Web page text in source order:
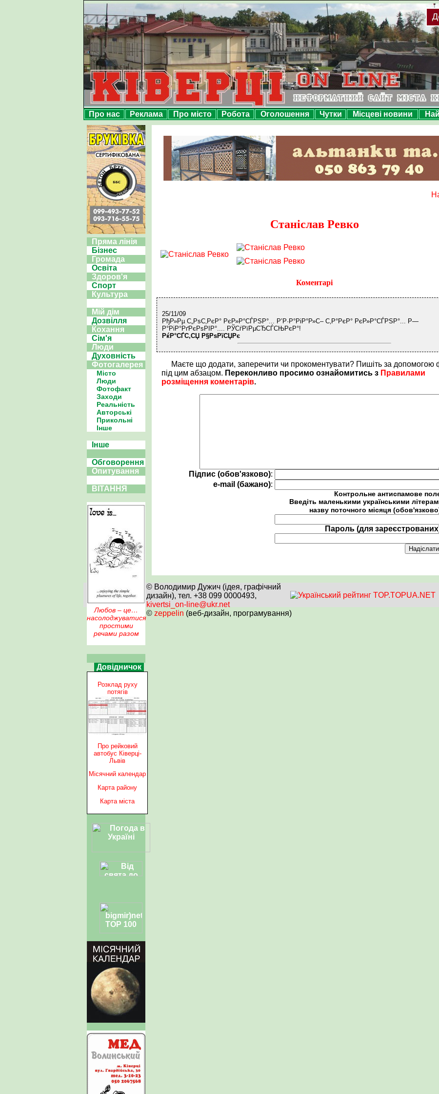
Про нас Реклама Про місто Робота Оголошення Чутки Місцеві новини
Пряма лінія
Бізнес
Громада
Освіта
Здоров'я
Спорт
Культура
Мій дім
Дозвілля
Кохання
Сім'я
Люди
Духовність
Фотогалерея
Місто
Люди
Фотофакт
Заходи
Реальність
Авторські
Прикольні
Інше
Інше
Обговорення
Опитування
ВІТАННЯ
Любов – це…
насолоджуватися
простими
речами разом
Довідничок
Розклад руху
потягів
Про рейковий
автобус Ківерці-
Львів
Місячний календар
Карта району
Карта міста
Станіслав Ревко
Коментарі
25/11/09
РђР»Рµ С„РѕС‚РєР° РєР»Р°СЃРЅР°... Р’Р·Р°РіР°Р»С– С‚Р°РєР° РєР»Р°СЃРЅР°... Р—
Р°РіР°РґРєРѕРІР°.... РЎСѓРїРµСЂСЃСЊРєР°!
РќР°СЃС‚СЏ Р§РѕРїСЏРє
Маєте що додати, заперечити чи прокоментувати? Пишіть за допомогою
під цим абзацом. Переконливо просимо ознайомитись з Правилами
розміщення коментарів.
Підпис (обов'язково):
e-mail (бажано):
Контрольне антиспамове
Введіть маленькими українськими
назву поточного місяця
Пароль (для
© Володимир Дужич (ідея, графічний
дизайн), тел. +38 099 0000493,
kivertsi_on-line@ukr.net
© zeppelin (веб-дизайн, програмування)